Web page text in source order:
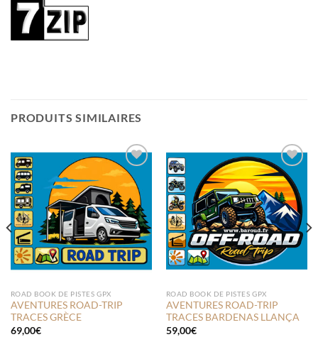
PRODUITS SIMILAIRES
Ajouter
à la liste
de
souhaits
ROAD BOOK DE PISTES GPX
AVENTURES ROAD-TRIP
TRACES GRÈCE
69,00€
Ajouter
à la liste
de
souhaits
ROAD BOOK DE PISTES GPX
AVENTURES ROAD-TRIP
TRACES BARDENAS LLANÇA
59,00€